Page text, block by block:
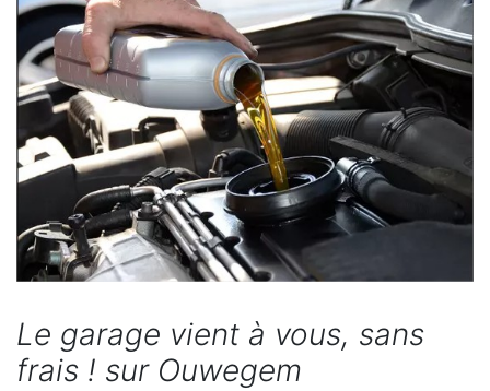
Le garage vient à vous, sans
frais ! sur Ouwegem